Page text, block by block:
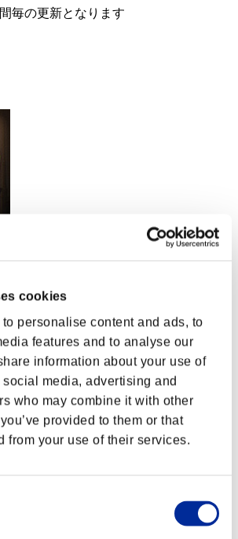
cookies
personalise content and ads, to
features and to analyse our
information about your use of
media, advertising and
who may combine it with other
provided to them or that
from your use of their services.
毎の更新となります